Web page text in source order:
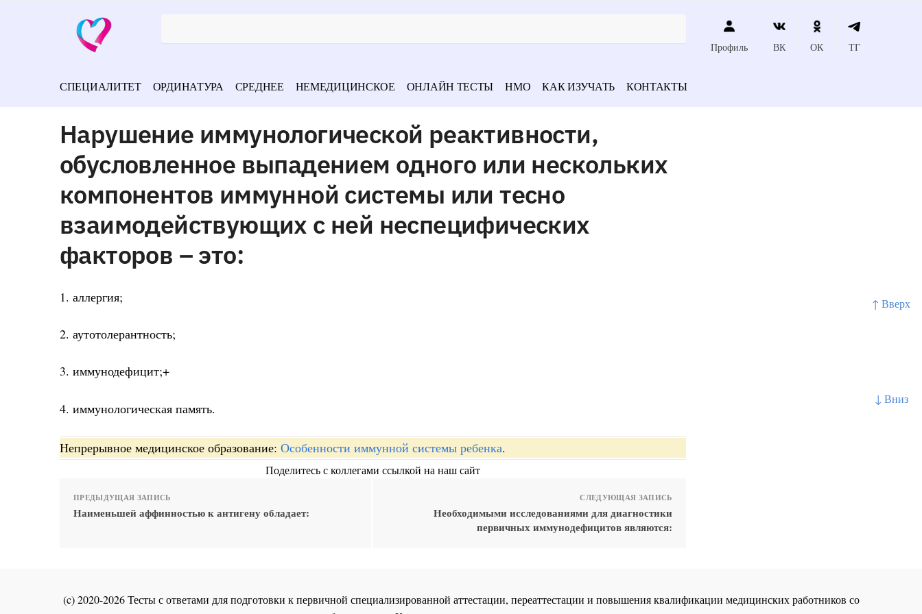
↑ Вверх
↓ Вниз
Профиль ВК ОК ТГ
СПЕЦИАЛИТЕТ ОРДИНАТУРА СРЕДНЕЕ НЕМЕДИЦИНСКОЕ ОНЛАЙН ТЕСТЫ НМО КАК ИЗУЧАТЬ КОНТАКТЫ
Нарушение иммунологической реактивности,
обусловленное выпадением одного или нескольких
компонентов иммунной системы или тесно
взаимодействующих с ней неспецифических
факторов – это:
1. аллергия;
2. аутотолерантность;
3. иммунодефицит;+
4. иммунологическая память.
Непрерывное медицинское образование: Особенности иммунной системы ребенка.
Поделитесь с коллегами ссылкой на наш сайт
ПРЕДЫДУЩАЯ ЗАПИСЬ
Наименьшей аффинностью к антигену обладает:
СЛЕДУЮЩАЯ ЗАПИСЬ
Необходимыми исследованиями для диагностики
первичных иммунодефицитов являются:
(c) 2020-2026 Тесты с ответами для подготовки к первичной специализированной аттестации, переаттестации и повышения квалификации медицинских работников со